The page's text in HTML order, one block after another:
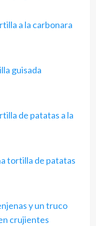
a la carbonara
guisada
de patatas a la
tortilla de patatas
y un truco
crujientes